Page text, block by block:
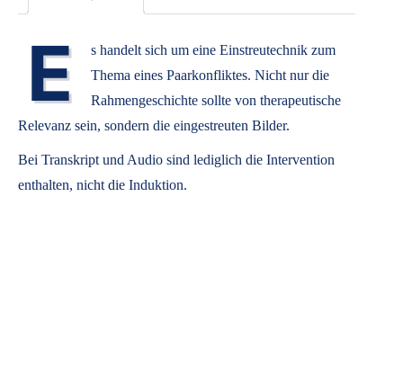
E
s handelt sich um eine Einstreutechnik zum
Thema eines Paarkonfliktes. Nicht nur die
Rahmengeschichte sollte von therapeutische
Relevanz sein, sondern die eingestreuten Bilder.
Bei Transkript und Audio sind lediglich die Intervention
enthalten, nicht die Induktion.